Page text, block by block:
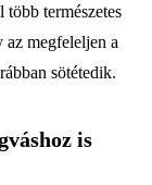
természetes
az megfeleljen a
sötétedik.
is